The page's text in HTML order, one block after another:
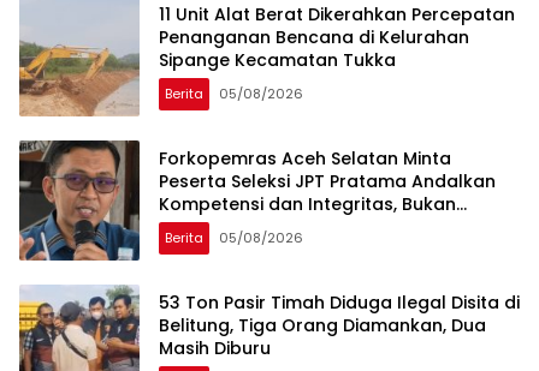
11 Unit Alat Berat Dikerahkan Percepatan
Penanganan Bencana di Kelurahan
Sipange Kecamatan Tukka
Berita 05/08/2026
Forkopemras Aceh Selatan Minta
Peserta Seleksi JPT Pratama Andalkan
Kompetensi dan Integritas, Bukan
Kedekatan
Berita 05/08/2026
53 Ton Pasir Timah Diduga Ilegal Disita di
Belitung, Tiga Orang Diamankan, Dua
Masih Diburu